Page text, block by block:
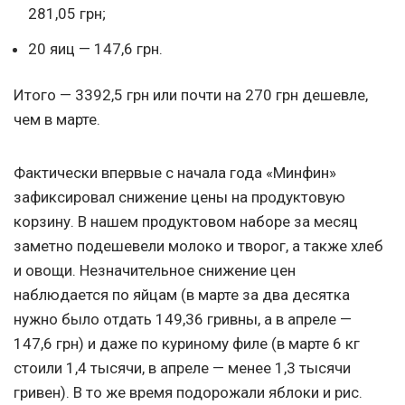
281,05 грн;
20 яиц — 147,6 грн.
Итого — 3392,5 грн или почти на 270 грн дешевле,
чем в марте.
Фактически впервые с начала года «Минфин»
зафиксировал снижение цены на продуктовую
корзину. В нашем продуктовом наборе за месяц
заметно подешевели молоко и творог, а также хлеб
и овощи. Незначительное снижение цен
наблюдается по яйцам (в марте за два десятка
нужно было отдать 149,36 гривны, а в апреле —
147,6 грн) и даже по куриному филе (в марте 6 кг
стоили 1,4 тысячи, в апреле — менее 1,3 тысячи
гривен). В то же время подорожали яблоки и рис.